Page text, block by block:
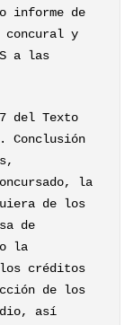
informe de
concural y
a las
del Texto
Conclusión
la
de los
de
la
créditos
de los
así